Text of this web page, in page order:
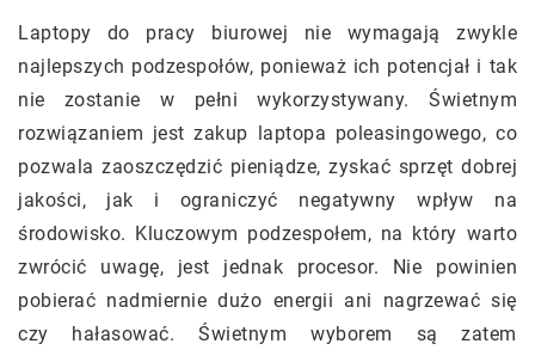
Laptopy do pracy biurowej nie wymagają zwykle
najlepszych podzespołów, ponieważ ich potencjał i tak
nie zostanie w pełni wykorzystywany. Świetnym
rozwiązaniem jest zakup laptopa poleasingowego, co
pozwala zaoszczędzić pieniądze, zyskać sprzęt dobrej
jakości, jak i ograniczyć negatywny wpływ na
środowisko. Kluczowym podzespołem, na który warto
zwrócić uwagę, jest jednak procesor. Nie powinien
pobierać nadmiernie dużo energii ani nagrzewać się
czy hałasować. Świetnym wyborem są zatem